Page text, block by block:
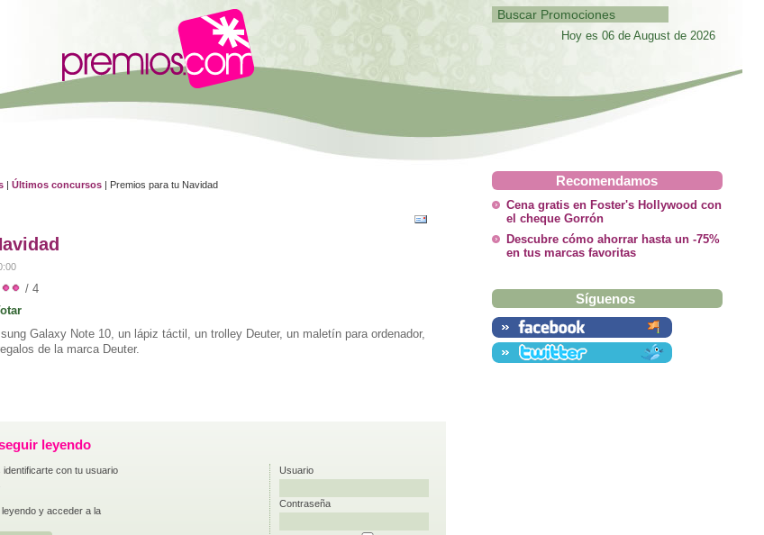
Hoy es 06 de August de 2026
|Últimos concursos | Premios para tu Navidad
/ 4
Galaxy Note 10, un lápiz táctil, un trolley Deuter, un maletín para ordenador,
de la marca Deuter.
leyendo
con tu usuario
Usuario
Contraseña
y acceder a la
Recomendamos
Cena gratis en Foster's Hollywood con
el cheque Gorrón
Descubre cómo ahorrar hasta un -75%
en tus marcas favoritas
Síguenos